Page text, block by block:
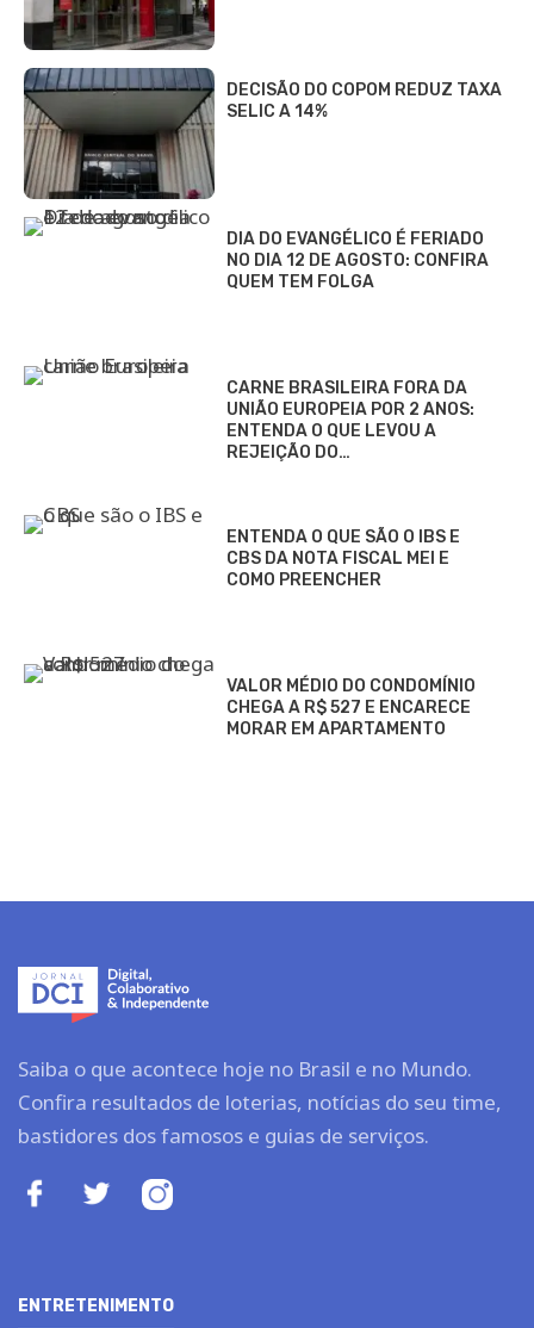
DECISÃO DO COPOM REDUZ TAXA
SELIC A 14%
DIA DO EVANGÉLICO É FERIADO
NO DIA 12 DE AGOSTO: CONFIRA
QUEM TEM FOLGA
CARNE BRASILEIRA FORA DA
UNIÃO EUROPEIA POR 2 ANOS:
ENTENDA O QUE LEVOU A
REJEIÇÃO DO…
ENTENDA O QUE SÃO O IBS E
CBS DA NOTA FISCAL MEI E
COMO PREENCHER
VALOR MÉDIO DO CONDOMÍNIO
CHEGA A R$ 527 E ENCARECE
MORAR EM APARTAMENTO
Saiba o que acontece hoje no Brasil e no Mundo.
Confira resultados de loterias, notícias do seu time,
bastidores dos famosos e guias de serviços.
ENTRETENIMENTO